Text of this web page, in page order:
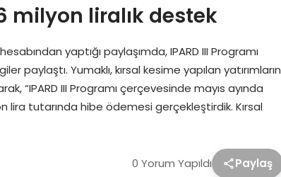
milyon liralık destek
yaptığı paylaşımda, IPARD III Programı
Yumaklı, kırsal kesime yapılan yatırımların
“IPARD III Programı çerçevesinde mayıs ayında
tutarında hibe ödemesi gerçekleştirdik. Kırsal
0 Yorum Yapıldı Paylaş